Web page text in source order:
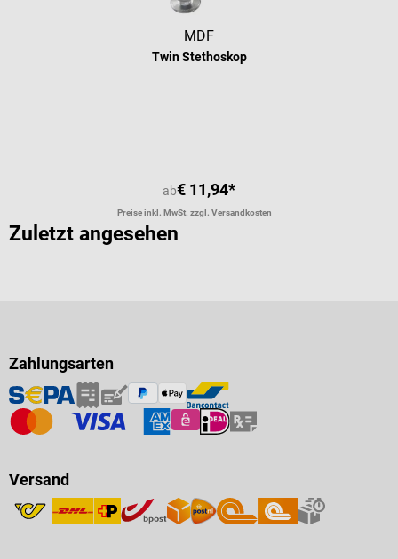
MDF
Twin Stethoskop
ab€ 11,94*
Preise inkl. MwSt. zzgl. Versandkosten
Zuletzt angesehen
Zahlungsarten
Versand